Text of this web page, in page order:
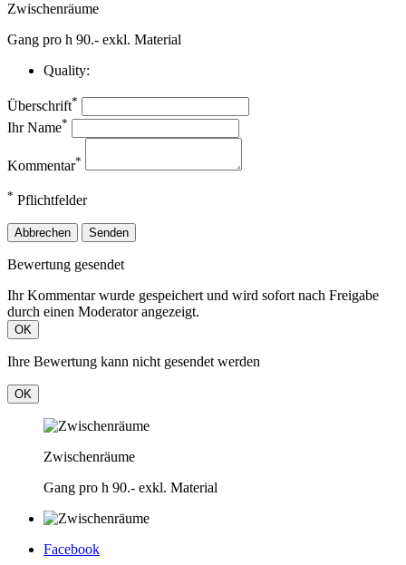
Zwischenräume
Gang pro h 90.- exkl. Material
Quality:
Überschrift*
Ihr Name*
Kommentar*
* Pflichtfelder
Abbrechen Senden
Bewertung gesendet
Ihr Kommentar wurde gespeichert und wird sofort nach Freigabe
durch einen Moderator angezeigt.
OK
Ihre Bewertung kann nicht gesendet werden
OK
Zwischenräume
Gang pro h 90.- exkl. Material
Facebook